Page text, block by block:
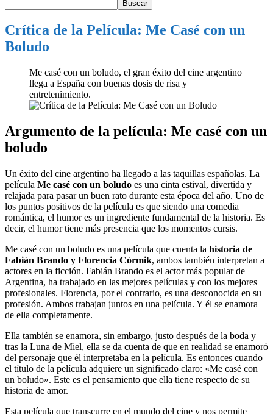
Crítica de la Película: Me Casé con un
Boludo
Me casé con un boludo, el gran éxito del cine argentino
llega a España con buenas dosis de risa y
entretenimiento.
Argumento de la película: Me casé con un
boludo
Un éxito del cine argentino ha llegado a las taquillas españolas. La
película Me casé con un boludo es una cinta estival, divertida y
relajada para pasar un buen rato durante esta época del año. Uno de
los puntos positivos de la película es que siendo una comedia
romántica, el humor es un ingrediente fundamental de la historia. Es
decir, el humor tiene más presencia que los momentos cursis.
Me casé con un boludo es una película que cuenta la historia de
Fabián Brando y Florencia Córmik, ambos también interpretan a
actores en la ficción. Fabián Brando es el actor más popular de
Argentina, ha trabajado en las mejores películas y con los mejores
profesionales. Florencia, por el contrario, es una desconocida en su
profesión. Ambos trabajan juntos en una película. Y él se enamora
de ella completamente.
Ella también se enamora, sin embargo, justo después de la boda y
tras la Luna de Miel, ella se da cuenta de que en realidad se enamoró
del personaje que él interpretaba en la película. Es entonces cuando
el título de la película adquiere un significado claro: «Me casé con
un boludo». Este es el pensamiento que ella tiene respecto de su
historia de amor.
Esta película que transcurre en el mundo del cine y nos permite